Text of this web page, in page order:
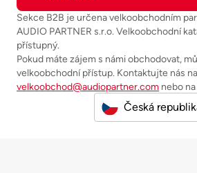
Sekce B2B je určena velkoobchodním
AUDIO PARTNER s.r.o. Velkoobchodní
přístupný.
Pokud máte zájem s námi obchodovat,
velkoobchodní přístup. Kontaktujte nás na
velkoobchod@audiopartner.com nebo
Česká